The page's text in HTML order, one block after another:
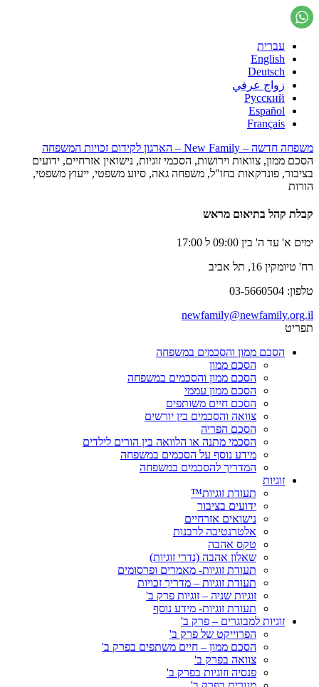
עברית
English
Deutsch
زواج عرفي
Русский
Español
Français
משפחה חדשה – New Family – הארגון לקידום זכויות המשפחה
הסכם ממון, צוואות וירושות, הסכמי זוגיות, נישואין אזרחיים, ידועים
בציבור, פונדקאות בחו"ל, משפחה גאה, סיוע משפטי, ייעוץ משפטי,
הורות
קבלת קהל בתיאום מראש
ימים א' עד ה' בין 09:00 ל 17:00
רח' טיומקין 16, תל אביב
טלפון: 03-5660504
newfamily@newfamily.org.il
תפריט
הסכם ממון והסכמים במשפחה
הסכם ממון
הסכם ממון והסכמים במשפחה
הסכם ממון עממי
הסכם חיים משותפים
צוואה והסכמים בין יורשים
הסכם הפריה
הסכמי מתנה או הלוואה בין הורים לילדים
מידע נוסף על הסכמים במשפחה
המדריך להסכמים במשפחה
זוגיות
תעודת זוגיות™
ידועים בציבור
נישואים אזרחיים
אלטרנטיבה לרבנות
טקס אהבה
שאלון אהבה (נדרי זוגיות)
תעודת זוגיות- מאמרים ופרסומים
תעודת זוגיות – מדריך זכויות
זוגיות שניה – זוגיות פרק ב'
תעודת זוגיות- מידע נוסף
זוגיות למבוגרים – פרק ב'
הפרוייקט של פרק ב'
הסכם ממון – חיים משתפים בפרק ב'
צוואה בפרק ב'
פנסיה וזוגיות בפרק ב'